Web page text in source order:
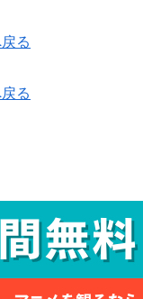
る
る